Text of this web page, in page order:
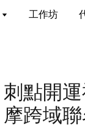
工作坊
刺點開
摩跨域